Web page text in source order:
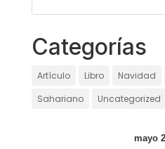
Categorías
Artículo Libro Navidad
Sahariano
Uncategorized
mayo